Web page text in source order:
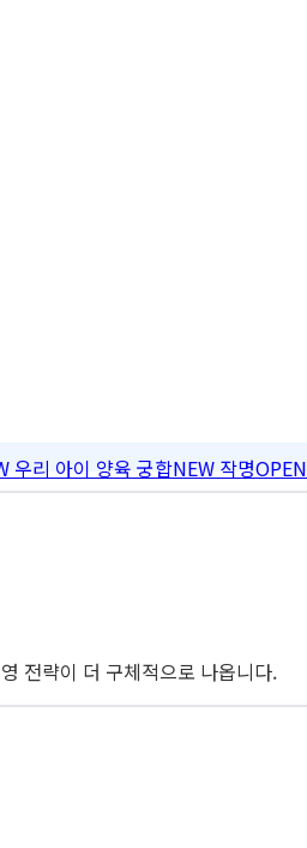
우리 아이 양육 궁합NEW 작명OPEN
전략이 더 구체적으로 나옵니다.